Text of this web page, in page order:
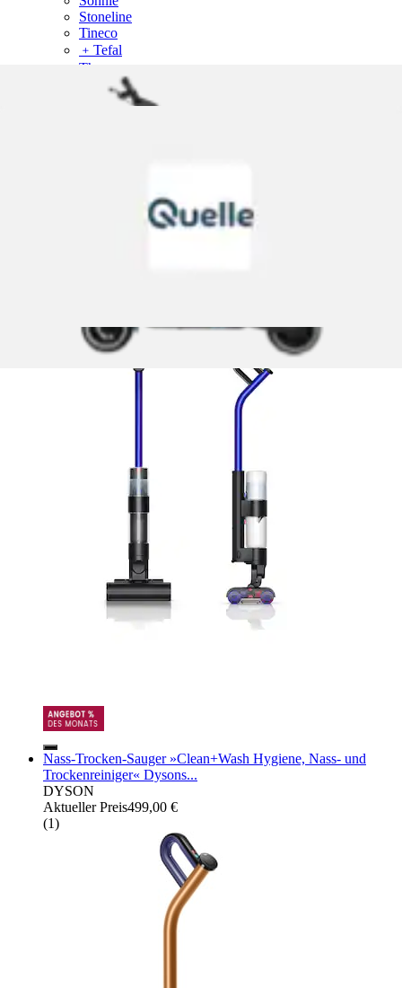
Stoneline
Tineco
﹢ Tefal
Thomas
Vileda
Nass-Trocken-Sauger »Dyson WashG1™ Nassreiniger«
Nass-Trocken-Sauger »Clean+Wash Hygiene, Nass- und
Trockenreiniger« Dysons...
DYSON
Aktueller Preis499,00 €
(1)